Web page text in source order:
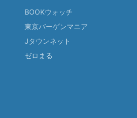
BOOKウォッチ
東京バーゲンマニア
Jタウンネット
ゼロまる